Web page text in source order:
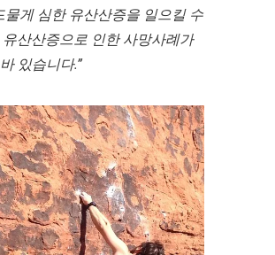
물게 심한 유산산증을 일으킬 수
유산산증으로 인한 사망사례가
있습니다.”